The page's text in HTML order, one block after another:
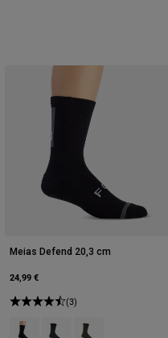
Meias Defend 20,3 cm
24,99 €
(3)
Product swatch type of Preto.
Product swatch type of
Product swatch